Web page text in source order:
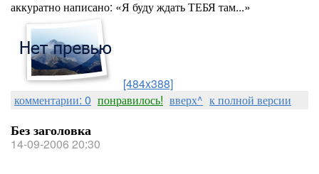
аккуратно написано: «Я буду ждать ТЕБЯ там...»
[484x388]
комментарии: 0 понравилось! вверх^ к полной версии
Без заголовка
14-09-2006 20:30